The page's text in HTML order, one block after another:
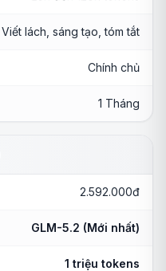
Viết lách, sáng tạo, tóm tắt
Chính chủ
1 Tháng
2.592.000đ
GLM-5.2 (Mới nhất)
1 triệu tokens